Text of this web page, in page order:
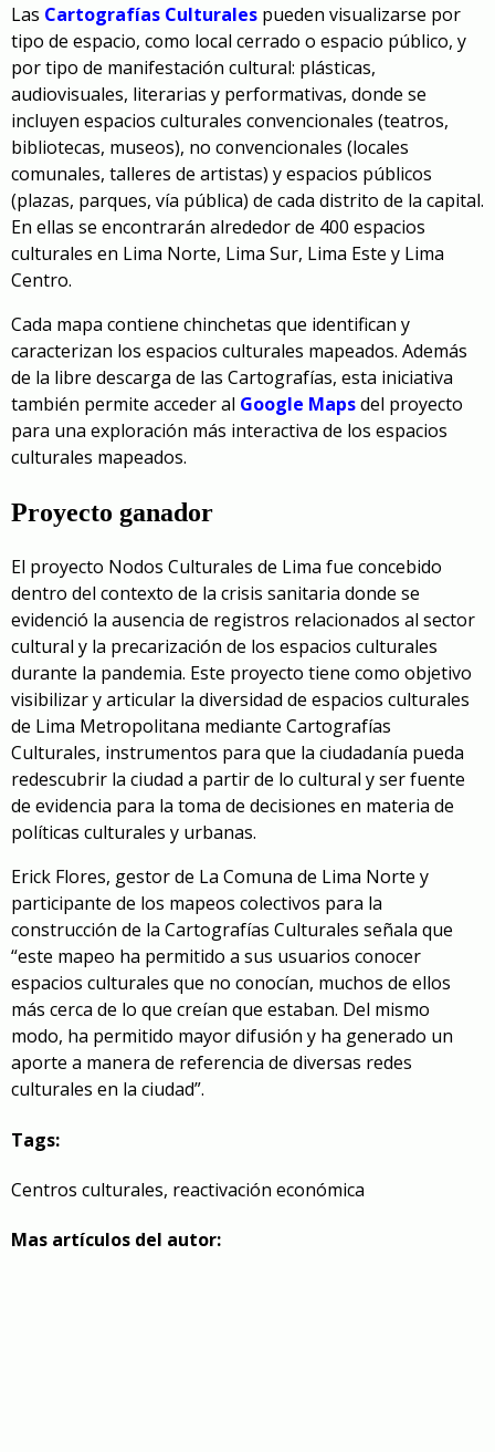
Las Cartografías Culturales pueden visualizarse por
tipo de espacio, como local cerrado o espacio público, y
por tipo de manifestación cultural: plásticas,
audiovisuales, literarias y performativas, donde se
incluyen espacios culturales convencionales (teatros,
bibliotecas, museos), no convencionales (locales
comunales, talleres de artistas) y espacios públicos
(plazas, parques, vía pública) de cada distrito de la capital.
En ellas se encontrarán alrededor de 400 espacios
culturales en Lima Norte, Lima Sur, Lima Este y Lima
Centro.
Cada mapa contiene chinchetas que identifican y
caracterizan los espacios culturales mapeados. Además
de la libre descarga de las Cartografías, esta iniciativa
también permite acceder al Google Mapsdel proyecto
para una exploración más interactiva de los espacios
culturales mapeados.
Proyecto ganador
El proyecto Nodos Culturales de Lima fue concebido
dentro del contexto de la crisis sanitaria donde se
evidenció la ausencia de registros relacionados al sector
cultural y la precarización de los espacios culturales
durante la pandemia. Este proyecto tiene como objetivo
visibilizar y articular la diversidad de espacios culturales
de Lima Metropolitana mediante Cartografías
Culturales, instrumentos para que la ciudadanía pueda
redescubrir la ciudad a partir de lo cultural y ser fuente
de evidencia para la toma de decisiones en materia de
políticas culturales y urbanas.
Erick Flores, gestor de La Comuna de Lima Norte y
participante de los mapeos colectivos para la
construcción de la Cartografías Culturales señala que
“este mapeo ha permitido a sus usuarios conocer
espacios culturales que no conocían, muchos de ellos
más cerca de lo que creían que estaban. Del mismo
modo, ha permitido mayor difusión y ha generado un
aporte a manera de referencia de diversas redes
culturales en la ciudad”.
Tags:
Centros culturales, reactivación económica
Mas artículos del autor: